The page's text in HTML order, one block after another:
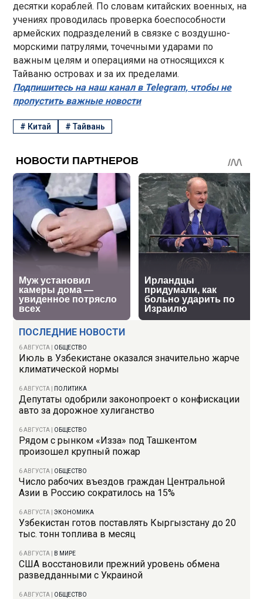
ПОСЛЕДНИЕ НОВОСТИ
6 АВГУСТА ОБЩЕСТВО
Июль в Узбекистане оказался значительно жарче
климатической нормы
6 АВГУСТА ПОЛИТИКА
Депутаты одобрили законопроект о конфискации
авто за дорожное хулиганство
6 АВГУСТА ОБЩЕСТВО
Рядом с рынком «Изза» под Ташкентом
произошел крупный пожар
6 АВГУСТА ОБЩЕСТВО
Число рабочих въездов граждан Центральной
Азии в Россию сократилось на 15%
6 АВГУСТА |ЭКОНОМИКА
Узбекистан готов поставлять Кыргызстану до 20
тыс. тонн топлива в месяц
6 АВГУСТА В МИРЕ
США восстановили прежний уровень обмена
разведданными с Украиной
6 АВГУСТА ОБЩЕСТВО
десятки кораблей. По словам китайских военных, на
учениях проводилась проверка боеспособности
армейских подразделений в связке с воздушно-
морскими патрулями, точечными ударами по
важным целям и операциями на относящихся к
Тайваню островах и за их пределами.
Подпишитесь на наш канал в Telegram, чтобы не
пропустить важные новости
# Китай #Тайвань